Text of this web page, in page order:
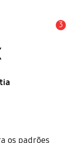
3
os padrões